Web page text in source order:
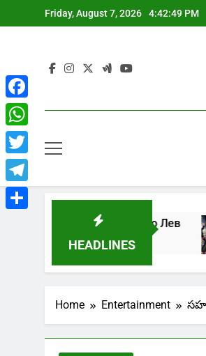
to
Friday, August 7, 2026 4:42:50 PM
HEADLINES
в онлайн казино Лев
Home Entertainment
Facebook
WhatsApp
Twitter
Telegram